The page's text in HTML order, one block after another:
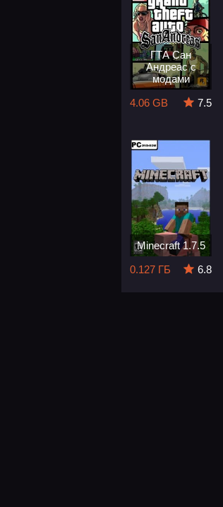
ГТА Сан
Андреас с
модами
4.06 GB
7.5
Minecraft 1.7.5
0.127 ГБ
6.8